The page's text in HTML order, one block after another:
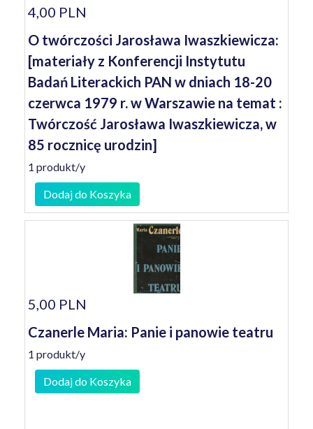
4,00 PLN
O twórczości Jarosława Iwaszkiewicza:
[materiały z Konferencji Instytutu
Badań Literackich PAN w dniach 18-20
czerwca 1979 r. w Warszawie na temat :
Twórczość Jarosława Iwaszkiewicza, w
85 rocznicę urodzin]
1 produkt/y
Dodaj do Koszyka
5,00 PLN
Czanerle Maria: Panie i panowie teatru
1 produkt/y
Dodaj do Koszyka